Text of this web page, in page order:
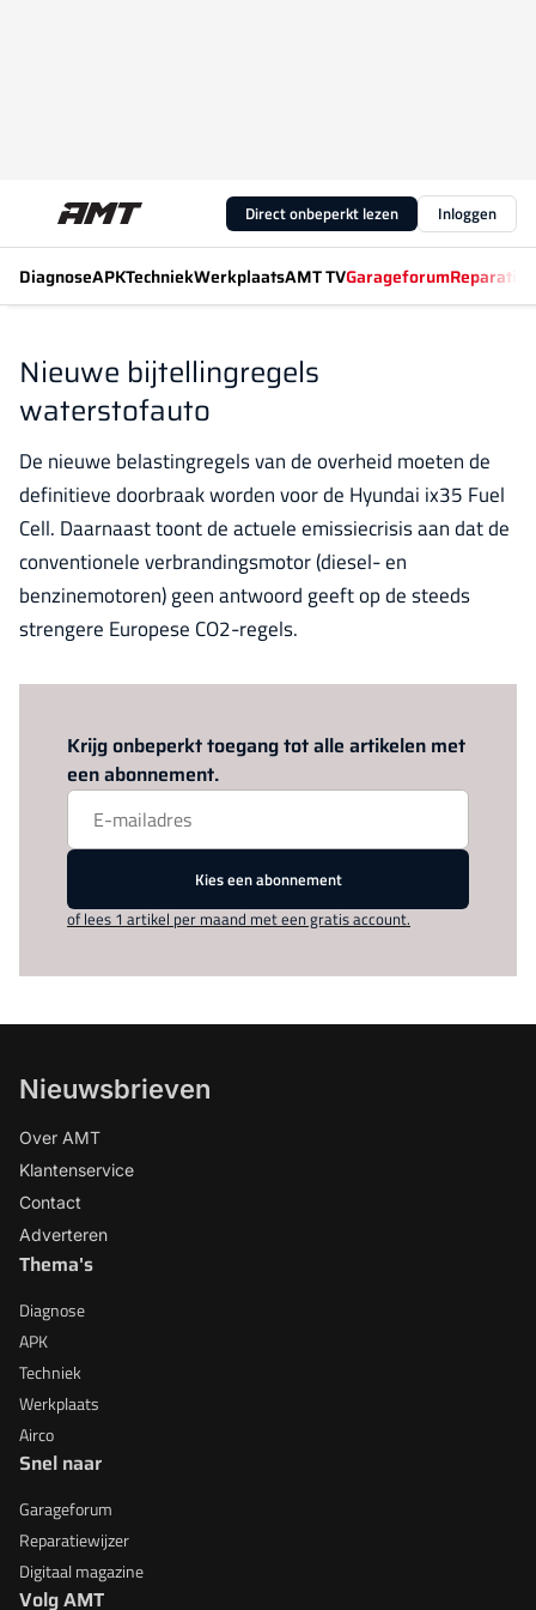
Direct onbeperkt lezen Inloggen
DiagnoseAPKTechniekWerkplaatsAMT TVGarageforum
Nieuwe bijtellingregels
waterstofauto
De nieuwe belastingregels van de overheid moeten de
definitieve doorbraak worden voor de Hyundai ix35 Fuel
Cell. Daarnaast toont de actuele emissiecrisis aan dat de
conventionele verbrandingsmotor (diesel- en
benzinemotoren) geen antwoord geeft op de steeds
strengere Europese CO2-regels.
Krijg onbeperkt toegang tot alle artikelen met
een abonnement.
Kies een abonnement
of lees 1 artikel per maand met een gratis account.
Nieuwsbrieven
Over AMT
Klantenservice
Contact
Adverteren
Thema's
Diagnose
APK
Techniek
Werkplaats
Airco
Snel naar
Garageforum
Reparatiewijzer
Digitaal magazine
Volg AMT